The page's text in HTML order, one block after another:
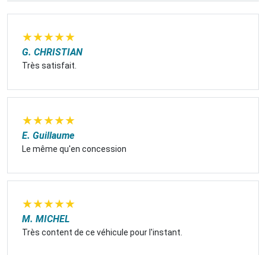
★★★★★
G. CHRISTIAN
Très satisfait.
★★★★★
E. Guillaume
Le même qu'en concession
★★★★★
M. MICHEL
Très content de ce véhicule pour l'instant.